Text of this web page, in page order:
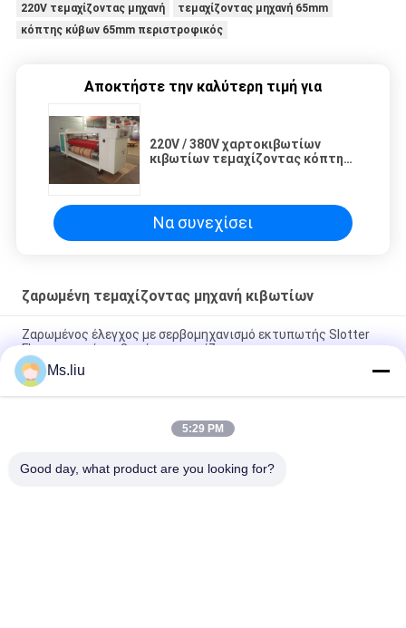
220V τεμαχίζοντας μηχανή
τεμαχίζοντας μηχανή 65mm
κόπτης κύβων 65mm περιστροφικός
Αποκτήστε την καλύτερη τιμή για
220V / 380V χαρτοκιβωτίων
κιβωτίων τεμαχίζοντας κόπτης
Να συνεχίσει
ζαρωμένη τεμαχίζοντας μηχανή κιβωτίων
Ζαρωμένος έλεγχος με σερβομηχανισμό εκτυπωτής Slotter
Flexo μηχανών κιβωτίων τεμαχίζοντας
Πλήρως αυτόματο ζαρωμένο κιβώτιο που κατασκευάζει τη
μηχανή, μηχανή Gluer φακέλλων Flexo
300 φύλλα/ζαρωμένος λ. κόπτης κύβων μηχανών RDC
Ms.liu
5:29 PM
Good day, what product are you looking for?